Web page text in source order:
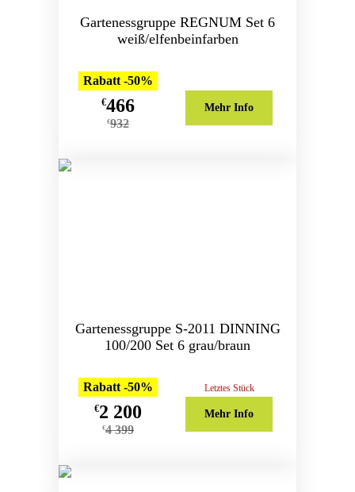
Gartenessgruppe REGNUM Set 6
weiß/elfenbeinfarben
Rabatt -50%
€466
€932
Mehr Info
Gartenessgruppe S-2011 DINNING
100/200 Set 6 grau/braun
Rabatt -50%
€2 200
€4 399
Letztes Stück
Mehr Info